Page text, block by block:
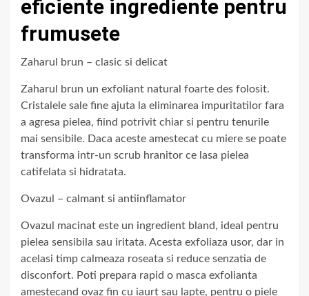
eficiente ingrediente pentru
frumusete
Zaharul brun – clasic si delicat
Zaharul brun un exfoliant natural foarte des folosit.
Cristalele sale fine ajuta la eliminarea impuritatilor fara
a agresa pielea, fiind potrivit chiar si pentru tenurile
mai sensibile. Daca aceste amestecat cu miere se poate
transforma intr-un scrub hranitor ce lasa pielea
catifelata si hidratata.
Ovazul – calmant si antiinflamator
Ovazul macinat este un ingredient bland, ideal pentru
pielea sensibila sau iritata. Acesta exfoliaza usor, dar in
acelasi timp calmeaza roseata si reduce senzatia de
disconfort. Poti prepara rapid o masca exfolianta
amestecand ovaz fin cu iaurt sau lapte, pentru o piele